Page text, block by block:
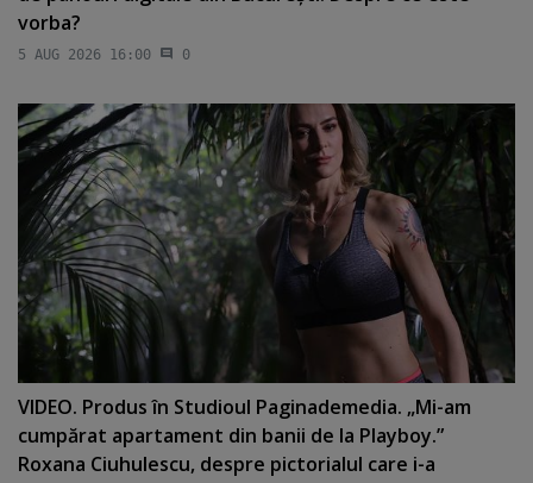
vorba?
5 AUG 2026 16:00 0
VIDEO. Produs în Studioul Paginademedia. „Mi-am
cumpărat apartament din banii de la Playboy.”
Roxana Ciuhulescu, despre pictorialul care i-a